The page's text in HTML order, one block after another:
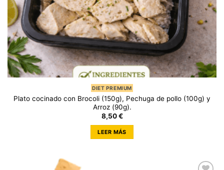
DIET PREMIUM
Plato cocinado con Brocoli (150g), Pechuga de pollo (100g) y
Arroz (90g).
8,50€
LEER MÁS